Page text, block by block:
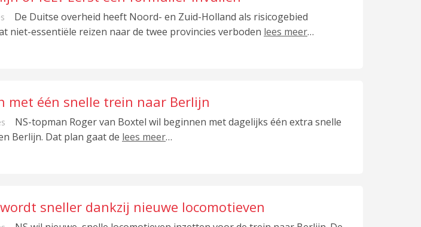
De Duitse overheid heeft Noord- en Zuid-Holland als risicogebied
niet-essentiële reizen naar de twee provincies verboden lees meer…
met één snelle trein naar Berlijn
NS-topman Roger van Boxtel wil beginnen met dagelijks één extra snelle
Berlijn. Dat plan gaat de lees meer…
sneller dankzij nieuwe locomotieven